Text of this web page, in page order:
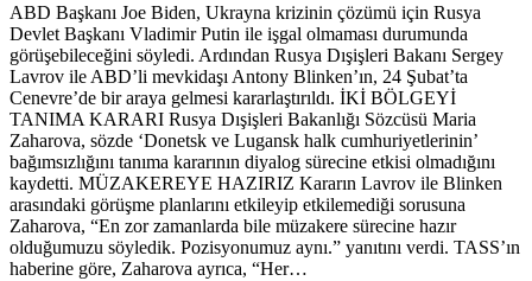
ABD Başkanı Joe Biden, Ukrayna krizinin çözümü için Rusya
Devlet Başkanı Vladimir Putin ile işgal olmaması durumunda
görüşebileceğini söyledi. Ardından Rusya Dışişleri Bakanı Sergey
Lavrov ile ABD’li mevkidaşı Antony Blinken’ın, 24 Şubat’ta
Cenevre’de bir araya gelmesi kararlaştırıldı. İKİ BÖLGEYİ
TANIMA KARARI Rusya Dışişleri Bakanlığı Sözcüsü Maria
Zaharova, sözde ‘Donetsk ve Lugansk halk cumhuriyetlerinin’
bağımsızlığını tanıma kararının diyalog sürecine etkisi olmadığını
kaydetti. MÜZAKEREYE HAZIRIZ Kararın Lavrov ile Blinken
arasındaki görüşme planlarını etkileyip etkilemediği sorusuna
Zaharova, “En zor zamanlarda bile müzakere sürecine hazır
olduğumuzu söyledik. Pozisyonumuz aynı.” yanıtını verdi. TASS’ın
haberine göre, Zaharova ayrıca, “Her…